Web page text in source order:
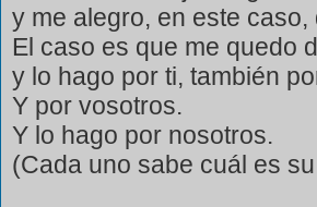
y me alegro, en este caso,
El caso es que me quedo
y lo hago por ti, también
Y por vosotros.
Y lo hago por nosotros.
(Cada uno sabe cuál es